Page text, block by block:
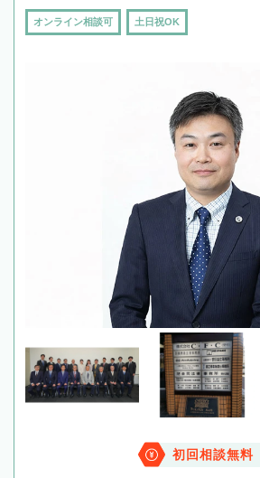
オンライン相談可 土日祝OK
初回相談無料